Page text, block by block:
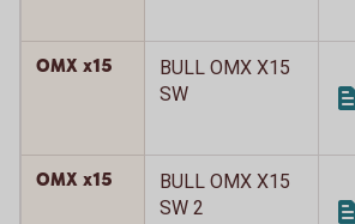
OMX x15
BULL OMX X15
SW
OMX x15
BULL OMX X15
SW 2